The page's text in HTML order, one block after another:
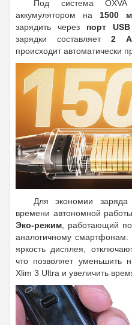
Под система
аккумулятором на 1500
зарядить через порт
зарядки составляет 2 А
происходит автоматически
Для экономии заряда
времени автономной
Эко-режим , работающий
аналогичному смартфонам.
яркость дисплея,
что позволяет уменьшить
Xlim 3 Ultra и увеличить